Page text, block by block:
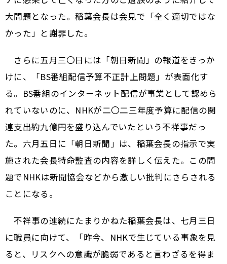
大問題となった。稲葉会長は会見で「全く適切ではな
かった」と謝罪した。
さらに五月三〇日には「朝日新聞」の報道をきっか
けに、「BS番組配信予算不正計上問題」が表面化す
る。BS番組のインターネット配信が事業として認めら
れていないのに、NHKが二〇二三年度予算に配信の関
連支出約九億円を盛り込んでいたという不祥事だっ
た。六月五日に「朝日新聞」は、稲葉会長の指示で実
施された会長特命監査の内容を詳しく伝えた。この問
題でNHKは新聞協会などから激しい批判にさらされる
ことになる。
不祥事の連続にたまりかねた稲葉会長は、七月三日
に職員に向けて、「昨今、NHKで生じている事象を見
ると、リスクへの意識が脆弱であると言わざるを得ま